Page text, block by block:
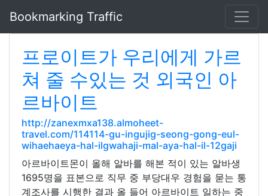
Bookmarking Traffic
프로이트가 우리에게 가르
쳐 줄 수있는 것 외국인 아
르바이트
http://zanexmxa138.almoheet-
travel.com/114114-gu-ingujig-seong-gong-eul-
wihaehaeya-hal-ilgwahaji-mal-aya-hal-il-12gaji
아르바이트몬이 올해 알바를 해본 적이 있는 알바생
1695명을 표본으로 직무 중 부당대우 경험을 묻는 통
계조사를 시행한 결과 올 들어 아르바이트 일하는 중